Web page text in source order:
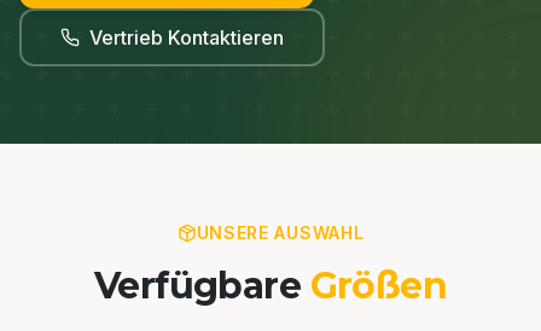
Vertrieb Kontaktieren
UNSERE AUSWAHL
Verfügbare Größen